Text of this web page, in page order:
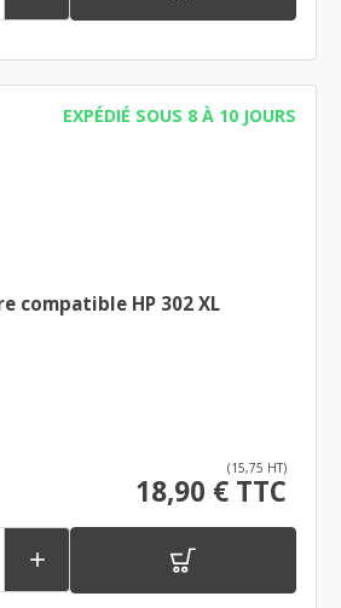
EXPÉDIÉ SOUS 8 À 10 JOURS
compatible HP 302 XL
(15,75 HT)
18,90 € TTC
